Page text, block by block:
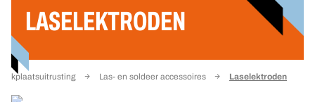
LASELEKTRODEN
Las- en soldeer accessoires Laselektroden